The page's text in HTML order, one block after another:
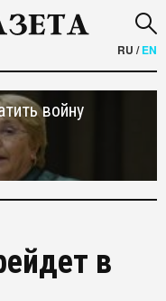
RU /EN
войну
в